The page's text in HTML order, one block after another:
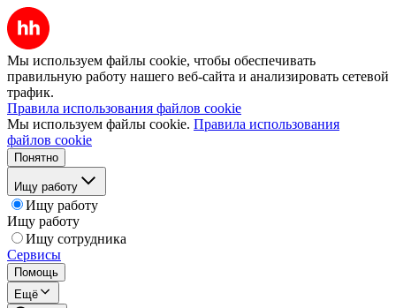
Мы используем файлы cookie, чтобы обеспечивать
правильную работу нашего веб-сайта и анализировать сетевой
трафик.
Правила использования файлов cookie
Мы используем файлы cookie. Правила использования
файлов cookie
Понятно
Ищу работу
Ищу работу
Ищу работу
Ищу сотрудника
Сервисы
Помощь
Ещё